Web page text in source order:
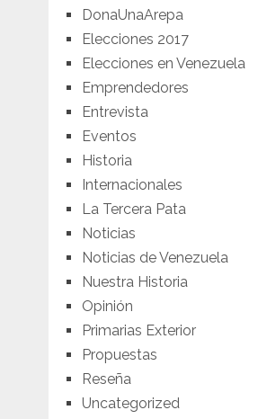
DonaUnaArepa
Elecciones 2017
Elecciones en Venezuela
Emprendedores
Entrevista
Eventos
Historia
Internacionales
La Tercera Pata
Noticias
Noticias de Venezuela
Nuestra Historia
Opinión
Primarias Exterior
Propuestas
Reseña
Uncategorized